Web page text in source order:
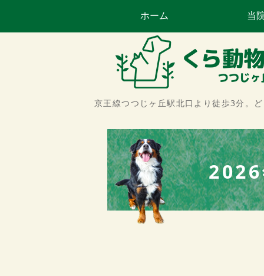
京王線つつじヶ丘駅北口より徒歩3分。
ホーム 当
2026